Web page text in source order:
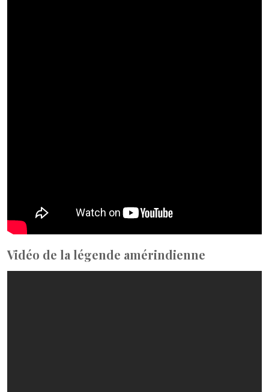
Vidéo de la légende amérindienne